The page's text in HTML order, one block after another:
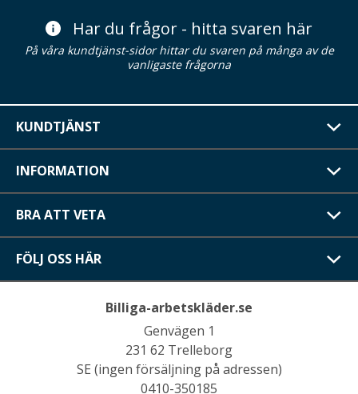
Har du frågor - hitta svaren här
På våra kundtjänst-sidor hittar du svaren på många av de
vanligaste frågorna
KUNDTJÄNST
INFORMATION
BRA ATT VETA
FÖLJ OSS HÄR
Billiga-arbetskläder.se
Genvägen 1
231 62 Trelleborg
SE (ingen försäljning på adressen)
0410-350185